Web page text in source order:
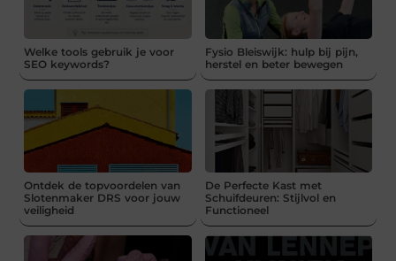
Welke tools gebruik je voor
SEO keywords?
Fysio Bleiswijk: hulp bij pijn,
herstel en beter bewegen
Ontdek de topvoordelen van
Slotenmaker DRS voor jouw
veiligheid
De Perfecte Kast met
Schuifdeuren: Stijlvol en
Functioneel